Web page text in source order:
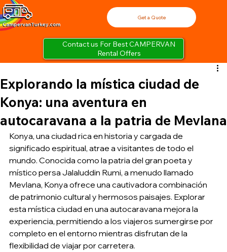
Contact us For Best CAMPERVAN
Rental Offers
Get a Quote
Explorando la mística ciudad de
Konya: una aventura en
autocaravana a la patria de Mevlana
Konya, una ciudad rica en historia y cargada de
significado espiritual, atrae a visitantes de todo el
mundo. Conocida como la patria del gran poeta y
místico persa Jalaluddin Rumi, a menudo llamado
Mevlana, Konya ofrece una cautivadora combinación
de patrimonio cultural y hermosos paisajes. Explorar
esta mística ciudad en una autocaravana mejora la
experiencia, permitiendo a los viajeros sumergirse por
completo en el entorno mientras disfrutan de la
flexibilidad de viajar por carretera.